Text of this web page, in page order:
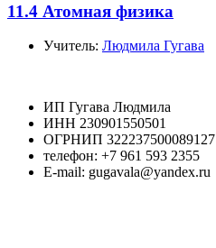
11.4 Атомная физика
Учитель: Людмила Гугава
ИП Гугава Людмила
ИНН 230901550501
ОГРНИП 322237500089127
телефон: +7 961 593 2355
E-mail: gugavala@yandex.ru